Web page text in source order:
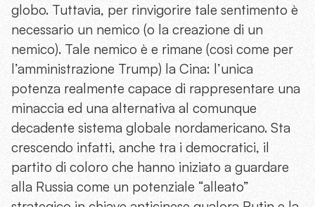
globo. Tuttavia, per rinvigorire tale sentimento è
necessario un nemico (o la creazione di un
nemico). Tale nemico è e rimane (così come per
l’amministrazione Trump) la Cina: l’unica
potenza realmente capace di rappresentare una
minaccia ed una alternativa al comunque
decadente sistema globale nordamericano. Sta
crescendo infatti, anche tra i democratici, il
partito di coloro che hanno iniziato a guardare
alla Russia come un potenziale “alleato”